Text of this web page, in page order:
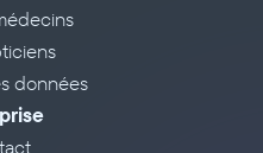
données